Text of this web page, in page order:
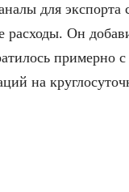
для экспорта
расходы. Он
примерно
на